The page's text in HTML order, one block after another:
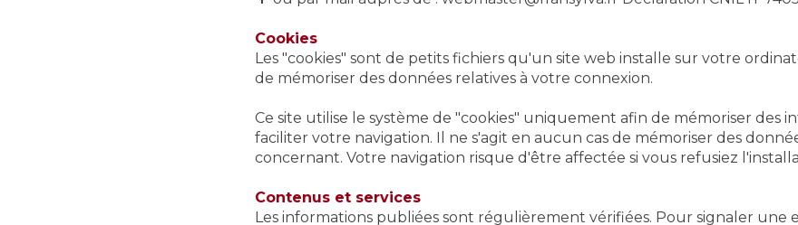
Cookies
Les "cookies" sont de petits fichiers qu'un site web installe sur votre
de mémoriser des données relatives à votre connexion.
Ce site utilise le système de "cookies" uniquement afin de mémoriser des
faciliter votre navigation. Il ne s'agit en aucun cas de mémoriser des
concernant. Votre navigation risque d'être affectée si vous refusiez
Contenus et services
Les informations publiées sont régulièrement vérifiées. Pour signaler une